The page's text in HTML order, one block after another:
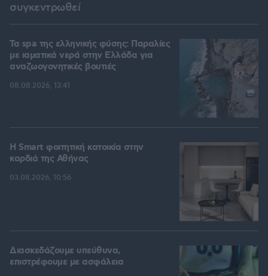
συγκεντρωθεί
Τα spa της ελληνικής φύσης: Παραλίες
με ιαματικά νερά στην Ελλάδα για
αναζωογονητικές βουτιές
08.08.2026, 13:41
Η Smart φοιτητική κατοικία στην
καρδιά της Αθήνας
03.08.2026, 10:56
Διασκεδάζουμε υπεύθυνα,
επιστρέφουμε με ασφάλεια